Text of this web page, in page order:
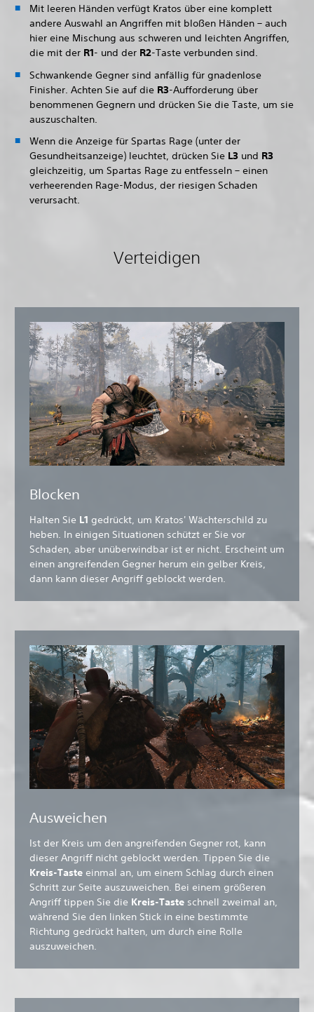
Mit leeren Händen verfügt Kratos über eine komplett
andere Auswahl an Angriffen mit bloßen Händen – auch
hier eine Mischung aus schweren und leichten Angriffen,
die mit der R1- und der R2-Taste verbunden sind.
Schwankende Gegner sind anfällig für gnadenlose
Finisher. Achten Sie auf die R3-Aufforderung über
benommenen Gegnern und drücken Sie die Taste, um sie
auszuschalten.
Wenn die Anzeige für Spartas Rage (unter der
Gesundheitsanzeige) leuchtet, drücken Sie L3 und R3
gleichzeitig, um Spartas Rage zu entfesseln – einen
verheerenden Rage-Modus, der riesigen Schaden
verursacht.
Verteidigen
Blocken
Halten Sie L1 gedrückt, um Kratos' Wächterschild zu
heben. In einigen Situationen schützt er Sie vor
Schaden, aber unüberwindbar ist er nicht. Erscheint um
einen angreifenden Gegner herum ein gelber Kreis,
dann kann dieser Angriff geblockt werden.
Ausweichen
Ist der Kreis um den angreifenden Gegner rot, kann
dieser Angriff nicht geblockt werden. Tippen Sie die
Kreis-Taste einmal an, um einem Schlag durch einen
Schritt zur Seite auszuweichen. Bei einem größeren
Angriff tippen Sie die Kreis-Taste schnell zweimal an,
während Sie den linken Stick in eine bestimmte
Richtung gedrückt halten, um durch eine Rolle
auszuweichen.